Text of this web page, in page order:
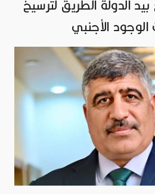
الدولة الطريق لترسيخ
الوجود الأجنبي